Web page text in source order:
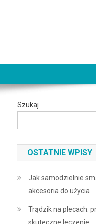
Szukaj
OSTATNIE WPISY
Jak samodzielnie
akcesoria do użycia
Trądzik na plecach: